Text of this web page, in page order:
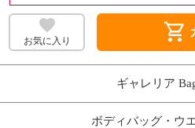
お気に入り shopping_cart
ギャレリア
ボディバッグ・ウ